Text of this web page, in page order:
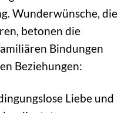
Wunderwünsche, die
betonen die
Bindungen
Beziehungen:
Liebe und